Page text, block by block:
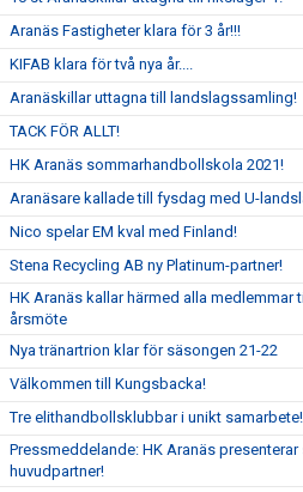
Aranäs Fastigheter klara för 3 år!!!
KIFAB klara för två nya år....
Aranäskillar uttagna till landslagssamling!
TACK FÖR ALLT!
HK Aranäs sommarhandbollskola 2021!
Aranäsare kallade till fysdag med U-
Nico spelar EM kval med Finland!
Stena Recycling AB ny Platinum-partner!
HK Aranäs kallar härmed alla medlemmar
årsmöte
Nya tränartrion klar för säsongen 21-22
Välkommen till Kungsbacka!
Tre elithandbollsklubbar i unikt samarbete!
Pressmeddelande: HK Aranäs presenterar
huvudpartner!